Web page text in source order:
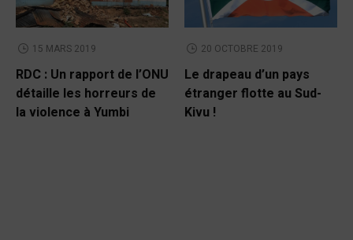
15 MARS 2019
RDC : Un rapport de l’ONU
détaille les horreurs de
la violence à Yumbi
20 OCTOBRE 2019
Le drapeau d’un pays
étranger flotte au Sud-
Kivu !